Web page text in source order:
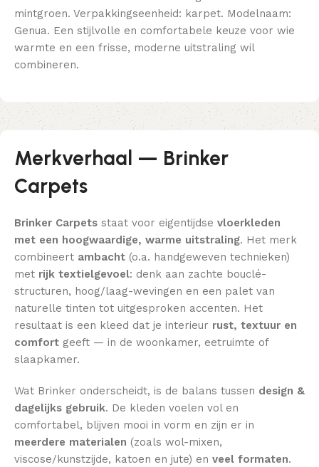
mintgroen. Verpakkingseenheid: karpet. Modelnaam:
Genua. Een stijlvolle en comfortabele keuze voor wie
warmte en een frisse, moderne uitstraling wil
combineren.
Merkverhaal — Brinker
Carpets
Brinker Carpets staat voor eigentijdse vloerkleden
met een hoogwaardige, warme uitstraling. Het merk
combineert ambacht (o.a. handgeweven technieken)
met rijk textielgevoel: denk aan zachte bouclé-
structuren, hoog/laag-wevingen en een palet van
naturelle tinten tot uitgesproken accenten. Het
resultaat is een kleed dat je interieur rust, textuur en
comfort geeft — in de woonkamer, eetruimte of
slaapkamer.
Wat Brinker onderscheidt, is de balans tussen design &
dagelijks gebruik. De kleden voelen vol en
comfortabel, blijven mooi in vorm en zijn er in
meerdere materialen (zoals wol-mixen,
viscose/kunstzijde, katoen en jute) en veel formaten.